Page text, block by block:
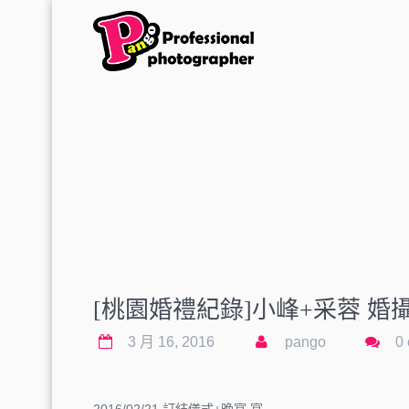
[桃園婚禮紀錄]小峰+采蓉 婚
3 月 16, 2016 pango 0